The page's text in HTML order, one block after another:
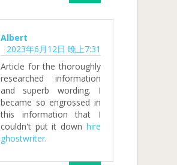
Albert
2023年6月12日 晚上7:31
Article for the thoroughly
researched information
and superb wording. I
became so engrossed in
this information that I
couldn't put it down hire
ghostwriter.